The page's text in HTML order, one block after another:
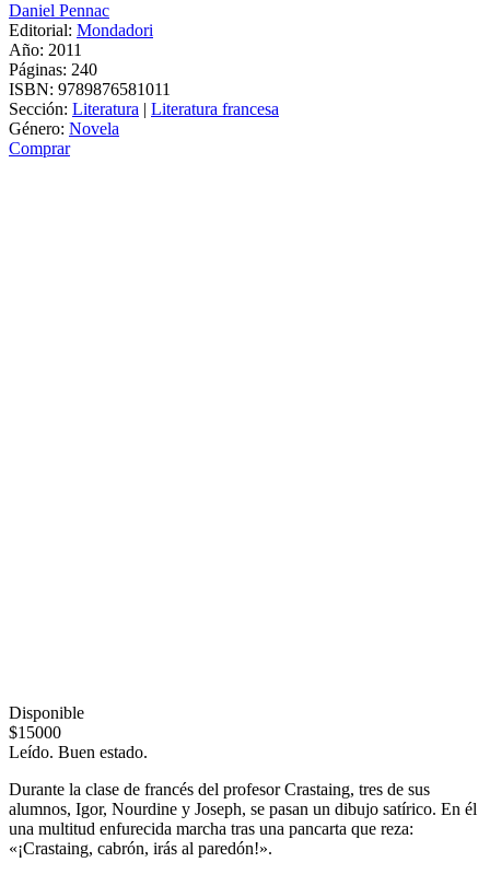
Daniel Pennac
Editorial: Mondadori
Año: 2011
Páginas: 240
ISBN: 9789876581011
Sección: Literatura | Literatura francesa
Género: Novela
Comprar
Disponible
$15000
Leído. Buen estado.
Durante la clase de francés del profesor Crastaing, tres de sus
alumnos, Igor, Nourdine y Joseph, se pasan un dibujo satírico. En él
una multitud enfurecida marcha tras una pancarta que reza:
«¡Crastaing, cabrón, irás al paredón!».